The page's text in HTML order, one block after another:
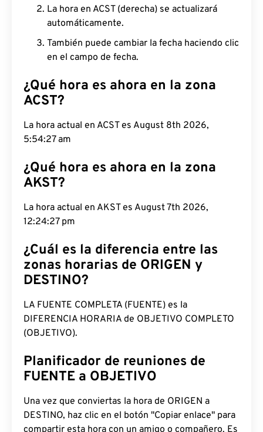
La hora en ACST (derecha) se actualizará
automáticamente.
También puede cambiar la fecha haciendo clic
en el campo de fecha.
¿Qué hora es ahora en la zona
ACST?
La hora actual en ACST es August 8th 2026,
5:54:28 am
¿Qué hora es ahora en la zona
AKST?
La hora actual en AKST es August 7th 2026,
12:24:28 pm
¿Cuál es la diferencia entre las
zonas horarias de ORIGEN y
DESTINO?
LA FUENTE COMPLETA (FUENTE) es la
DIFERENCIA HORARIA de OBJETIVO COMPLETO
(OBJETIVO).
Planificador de reuniones de
FUENTE a OBJETIVO
Una vez que conviertas la hora de ORIGEN a
DESTINO, haz clic en el botón "Copiar enlace" para
compartir esta hora con un amigo o compañero. Es